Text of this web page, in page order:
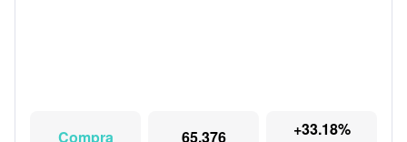
Compra 65.376 +33.18%